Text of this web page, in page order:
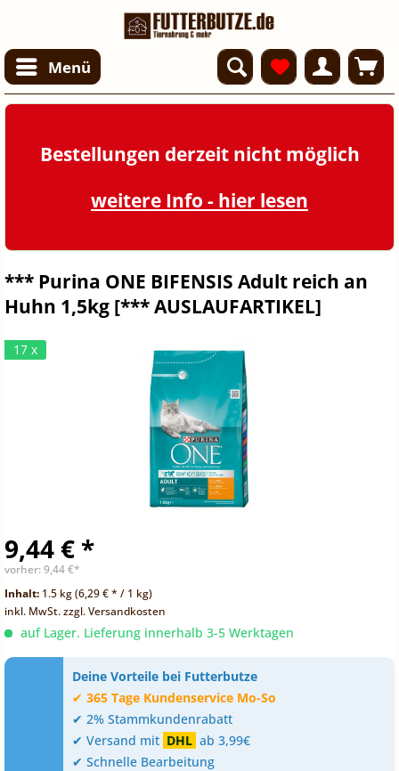
Menü
Bestellungen derzeit nicht möglich
weitere Info - hier lesen
*** Purina ONE BIFENSIS Adult reich an
Huhn 1,5kg [*** AUSLAUFARTIKEL]
17 x
9,44 € *
vorher: 9,44 €*
Inhalt: 1.5 kg (6,29 € * / 1 kg)
inkl. MwSt.zzgl. Versandkosten
auf Lager. Lieferung innerhalb 3-5 Werktagen
Deine Vorteile bei Futterbutze
✔ 365 Tage Kundenservice Mo-So
✔ 2% Stammkundenrabatt
✔ Versand mit DHL ab 3,99€
✔ Schnelle Bearbeitung